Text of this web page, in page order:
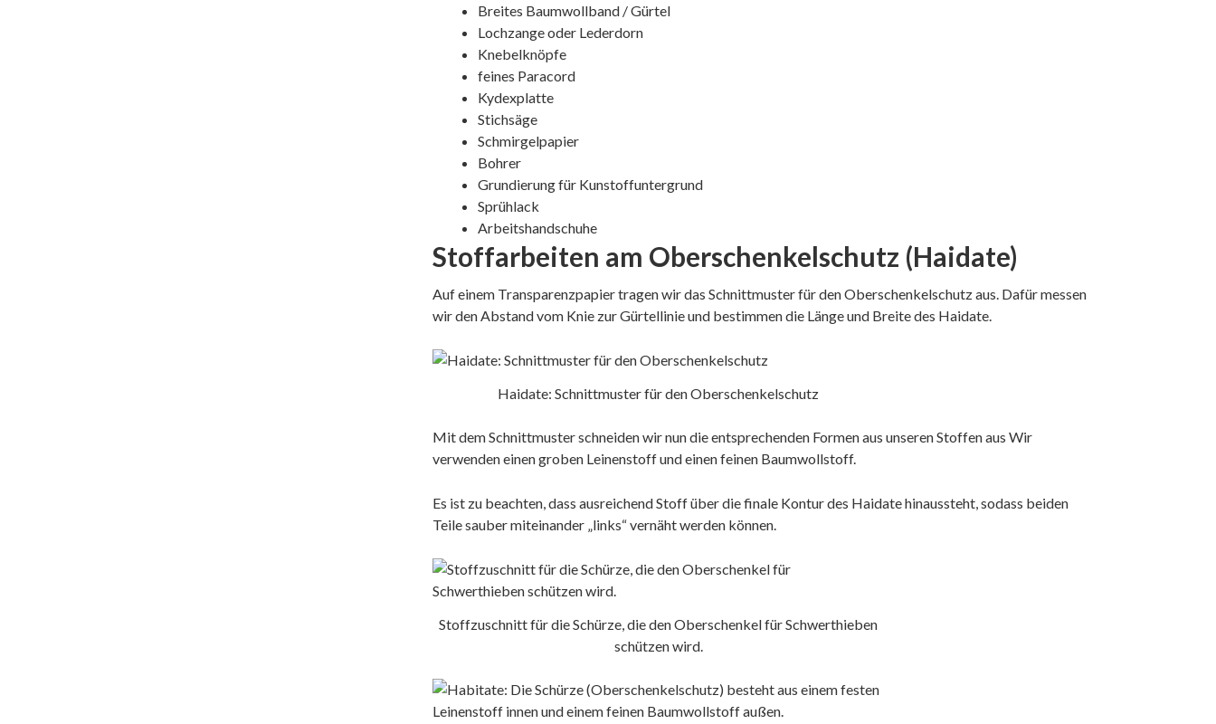
Breites Baumwollband / Gürtel
Lochzange oder Lederdorn
Knebelknöpfe
feines Paracord
Kydexplatte
Stichsäge
Schmirgelpapier
Bohrer
Grundierung für Kunstoffuntergrund
Sprühlack
Arbeitshandschuhe
Stoffarbeiten am Oberschenkelschutz (Haidate)
Auf einem Transparenzpapier tragen wir das Schnittmuster für den Oberschenkelschutz aus. Dafür messen
wir den Abstand vom Knie zur Gürtellinie und bestimmen die Länge und Breite des Haidate.
Haidate: Schnittmuster für den Oberschenkelschutz
Mit dem Schnittmuster schneiden wir nun die entsprechenden Formen aus unseren Stoffen aus Wir
verwenden einen groben Leinenstoff und einen feinen Baumwollstoff.
Es ist zu beachten, dass ausreichend Stoff über die finale Kontur des Haidate hinaussteht, sodass beiden
Teile sauber miteinander „links“ vernäht werden können.
Stoffzuschnitt für die Schürze, die den Oberschenkel für Schwerthieben
schützen wird.